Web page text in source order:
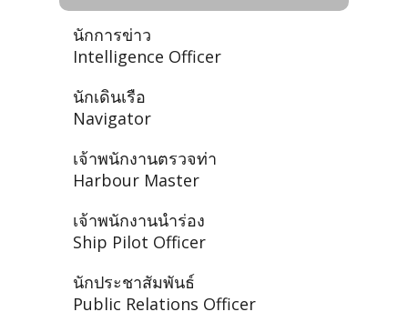
นักการข่าว
Intelligence Officer
นักเดินเรือ
Navigator
เจ้าพนักงานตรวจท่า
Harbour Master
เจ้าพนักงานนำร่อง
Ship Pilot Officer
นักประชาสัมพันธ์
Public Relations Officer